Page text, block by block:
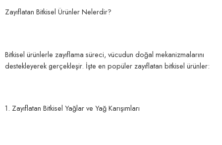
Zayıflatan Bitkisel Ürünler Nelerdir?
Bitkisel ürünlerle zayıflama süreci, vücudun doğal mekanizmalarını
destekleyerek gerçekleşir. İşte en popüler zayıflatan bitkisel ürünler:
1. Zayıflatan Bitkisel Yağlar ve Yağ Karışımları